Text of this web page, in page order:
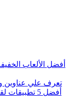
أفضل الألعاب
تعرف علي عناوين